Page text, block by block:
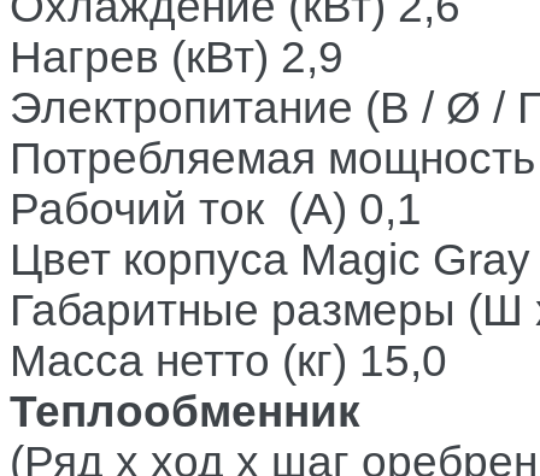
Нагрев (кВт) 2,9
Электропитание (В / Ø /
Потребляемая
Рабочий ток (А) 0,1
Цвет корпуса Magic Gray
Габаритные размеры (Ш
Масса нетто (кг)
Теплообменник
(Ряд x ход x шаг